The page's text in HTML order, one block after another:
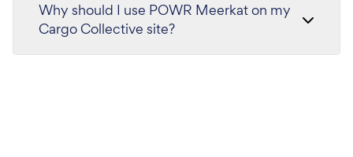
Why should I use POWR Meerkat on my
Cargo Collective site?